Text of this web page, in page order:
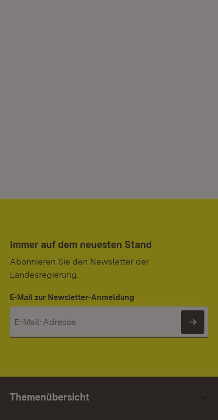
Immer auf dem neuesten Stand
Abonnieren Sie den Newsletter der
Landesregierung.
E-Mail zur Newsletter-Anmeldung
Themenübersicht